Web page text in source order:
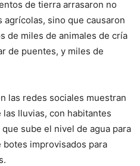
de tierra arrasaron no
agrícolas, sino que causaron
de miles de animales de cría
de puentes, y miles de
las redes sociales muestran
lluvias, con habitantes
sube el nivel de agua para
improvisados para